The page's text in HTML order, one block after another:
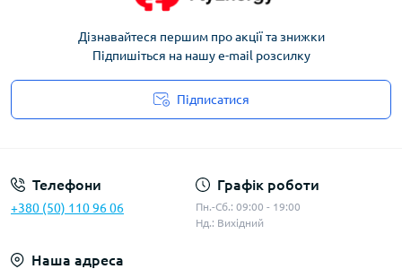
Дізнавайтеся першим про акції та знижки
Підпишіться на нашу e-mail розсилку
Підписатися
Телефони
+380 (50) 110 96 06
Графік роботи
Пн.-Сб.: 09:00 - 19:00
Нд.: Вихідний
Наша адреса